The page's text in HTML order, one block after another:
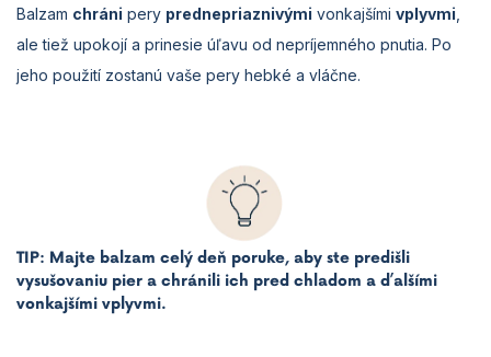
Balzam chráni pery prednepriaznivými vonkajšími vplyvmi
ale tiež upokojí a prinesie úľavu od nepríjemného pnutia. Po
jeho použití zostanú vaše pery hebké a vláčne.
TIP: Majte balzam celý deň poruke, aby ste predišli
vysušovaniu pier a chránili ich pred chladom a ďalšími
vonkajšími vplyvmi.